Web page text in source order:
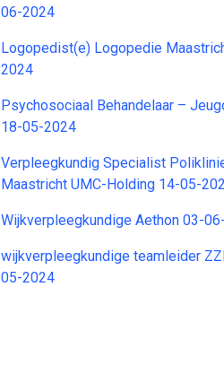
06-2024
Logopedist(e) Logopedie
2024
Psychosociaal Behandelaar –
18-05-2024
Verpleegkundig Specialist
Maastricht UMC-Holding 14-05-
Wijkverpleegkundige Aethon 03-
wijkverpleegkundige teamleider
05-2024